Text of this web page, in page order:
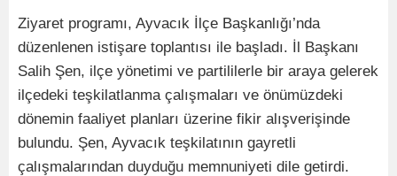
​Ziyaret programı, Ayvacık İlçe Başkanlığı’nda
düzenlenen istişare toplantısı ile başladı. İl Başkanı
Salih Şen, ilçe yönetimi ve partililerle bir araya gelerek
ilçedeki teşkilatlanma çalışmaları ve önümüzdeki
dönemin faaliyet planları üzerine fikir alışverişinde
bulundu. Şen, Ayvacık teşkilatının gayretli
çalışmalarından duyduğu memnuniyeti dile getirdi.